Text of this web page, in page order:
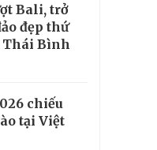
Bali, trở
đẹp thứ
Thái Bình
chiếu
tại Việt